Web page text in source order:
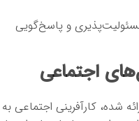
و پاسخ‌گویی
اجتماعی
شده، کارآفرینی اجتماعی